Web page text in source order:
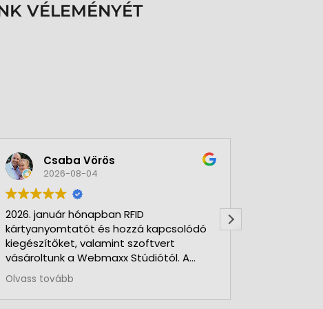
VÉLEMÉNYÉT
Csaba Vörös
2026-08-04
2026. január hónapban RFID
kártyanyomtatót és hozzá kapcsolódó
kiegészítőket, valamint szoftvert
vásároltunk a Webmaxx Stúdiótól. A
beszerzés megkezdése előtt segítettek
az igényeink szerinti típus
kiválasztásában. Minden rendben és
Olvass tovább